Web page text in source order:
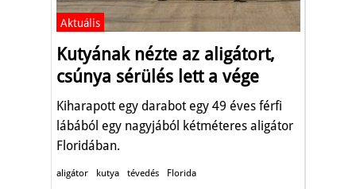
Aktuális
Kutyának nézte az aligátort,
csúnya sérülés lett a vége
Kiharapott egy darabot egy 49 éves férfi
lábából egy nagyjából kétméteres aligátor
Floridában.
aligátor kutya tévedés Florida